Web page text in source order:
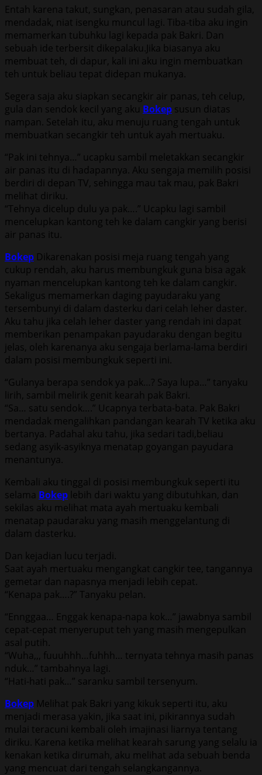
Entah karena takut, sungkan, penasaran atau sudah gila,
mendadak, niat isengku muncul lagi. Tiba-tiba aku ingin
memamerkan tubuhku lagi kepada pak Bakri. Dan
sebuah ide terbersit dikepalaku.Jika biasanya aku
membuat teh, di dapur, kali ini aku ingin membuatkan
teh untuk beliau tepat didepan mukanya.
Segera saja aku siapkan secangkir air panas, teh celup,
gula dan sendok kecil yang aku Bokep susun diatas
nampan. Setelah itu, aku menuju ruang tengah untuk
membuatkan secangkir teh untuk ayah mertuaku.
“Pak ini tehnya…” ucapku sambil meletakkan secangkir
air panas itu di hadapannya. Aku sengaja memilih posisi
berdiri di depan TV, sehingga mau tak mau, pak Bakri
melihat diriku.
“Tehnya dicelup dulu ya pak….” Ucapku lagi sambil
mencelupkan kantong teh ke dalam cangkir yang berisi
air panas itu.
Bokep Dikarenakan posisi meja ruang tengah yang
cukup rendah, aku harus membungkuk guna bisa agak
nyaman mencelupkan kantong teh ke dalam cangkir.
Sekaligus memamerkan daging payudaraku yang
tersembunyi di dalam dasterku dari celah leher daster.
Aku tahu jika celah leher daster yang rendah ini dapat
memberikan penampakan payudaraku dengan begitu
jelas, oleh karenanya aku sengaja berlama-lama berdiri
dalam posisi membungkuk seperti ini.
“Gulanya berapa sendok ya pak…? Saya lupa…” tanyaku
lirih, sambil melirik genit kearah pak Bakri.
“Sa… satu sendok….” Ucapnya terbata-bata. Pak Bakri
mendadak mengalihkan pandangan kearah TV ketika aku
bertanya. Padahal aku tahu, jika sedari tadi,beliau
sedang asyik-asyiknya menatap goyangan payudara
menantunya.
Kembali aku tinggal di posisi membungkuk seperti itu
selama Bokep lebih dari waktu yang dibutuhkan, dan
sekilas aku melihat mata ayah mertuaku kembali
menatap paudaraku yang masih menggelantung di
dalam dasterku.
Dan kejadian lucu terjadi.
Saat ayah mertuaku mengangkat cangkir tee, tangannya
gemetar dan napasnya menjadi lebih cepat.
“Kenapa pak….?” Tanyaku pelan.
“Ennggaa… Enggak kenapa-napa kok…” jawabnya sambil
cepat-cepat menyeruput teh yang masih mengepulkan
asal putih.
“Wuha,,, fuuuhhh…fuhhh… ternyata tehnya masih panas
nduk…” tambahnya lagi.
“Hati-hati pak…” saranku sambil tersenyum.
Bokep Melihat pak Bakri yang kikuk seperti itu, aku
menjadi merasa yakin, jika saat ini, pikirannya sudah
mulai teracuni kembali oleh imajinasi liarnya tentang
diriku. Karena ketika melihat kearah sarung yang selalu ia
kenakan ketika dirumah, aku melihat ada sebuah benda
yang mencuat dari tengah selangkangannya.